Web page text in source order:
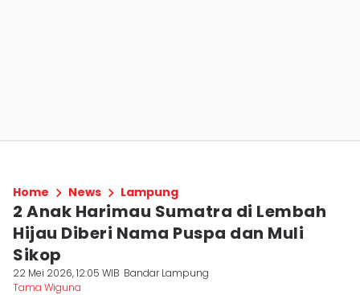
Home News Lampung
2 Anak Harimau Sumatra di Lembah
Hijau Diberi Nama Puspa dan Muli
Sikop
22 Mei 2026, 12:05 WIB Bandar Lampung
Tama Wiguna